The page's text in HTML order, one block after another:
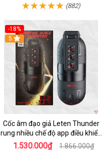
(882)
-18%
5
Cốc âm đạo giả Leten Thunder
rung nhiều chế độ app điều khiển
tiện lợi
1.530.000₫ 1.866.000₫